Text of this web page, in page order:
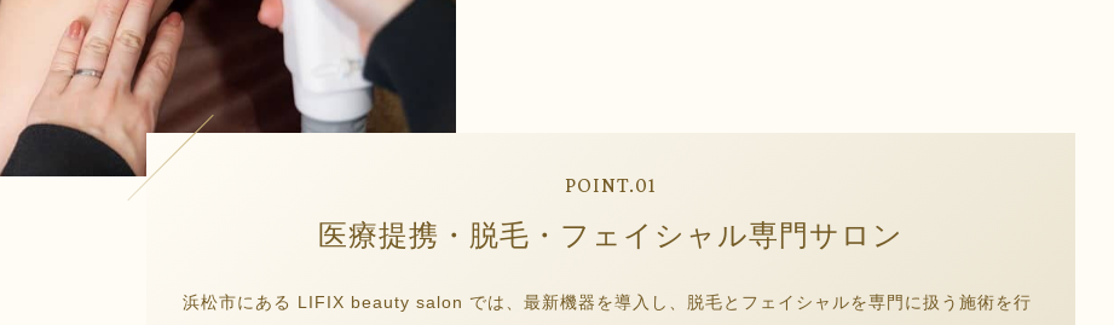
POINT.01
医療提携・脱毛・フェイシャル専門サロン
浜松市にある LIFIX beauty salon では、最新機器を導入し、脱毛とフェイシャルを専門に扱う施術を行